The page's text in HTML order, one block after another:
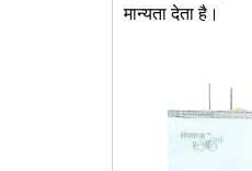
मान्यता देता है।